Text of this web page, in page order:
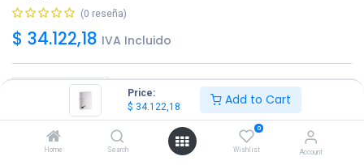
Price:
$ 34.122,18 Add to Cart
Home Search
0
Wishlist Account
(0 reseña)
$ 34.122,18 IVA Incluido
Agregar Comprar ya!